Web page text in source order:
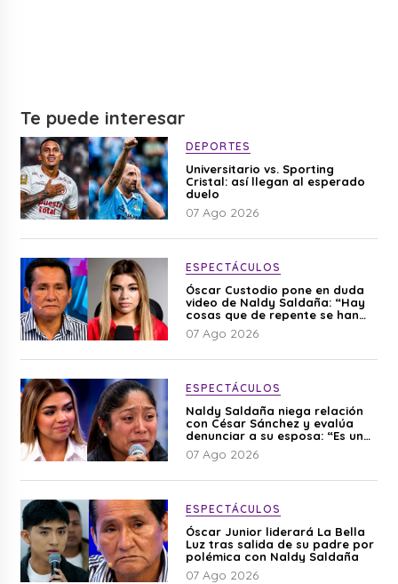
Te puede interesar
DEPORTES
Universitario vs. Sporting
Cristal: así llegan al esperado
duelo
07 Ago 2026
ESPECTÁCULOS
Óscar Custodio pone en duda
video de Naldy Saldaña: “Hay
cosas que de repente se han
editado”
07 Ago 2026
ESPECTÁCULOS
Naldy Saldaña niega relación
con César Sánchez y evalúa
denunciar a su esposa: “Es una
difamación”
07 Ago 2026
ESPECTÁCULOS
Óscar Junior liderará La Bella
Luz tras salida de su padre por
polémica con Naldy Saldaña
07 Ago 2026